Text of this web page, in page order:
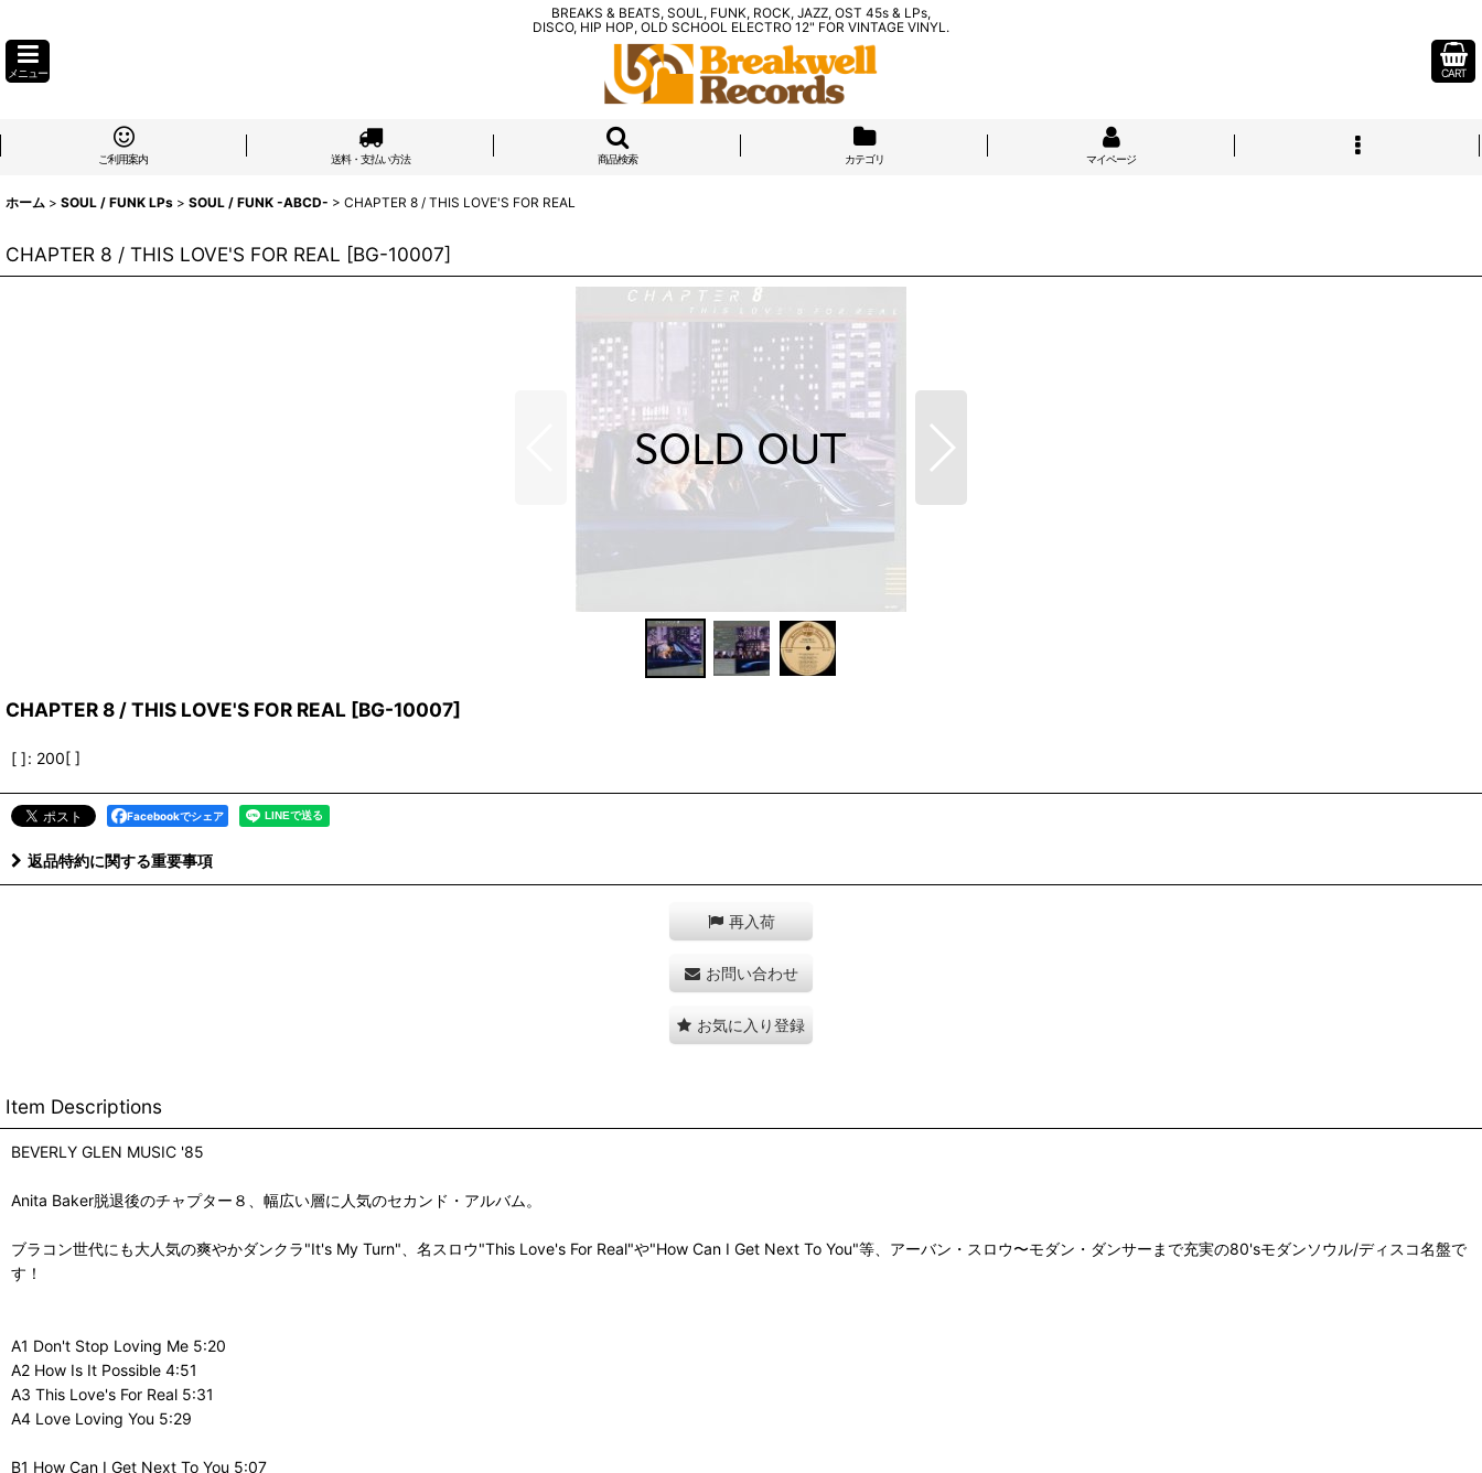
BREAKS & BEATS, SOUL, FUNK, ROCK, JAZZ, OST 45s & LPs,
DISCO, HIP HOP, OLD SCHOOL ELECTRO 12" FOR VINTAGE VINYL.
メニュー CART
ご利用案内 送料・支払い方法 商品検索 カテゴリ マイページ
ホーム > SOUL / FUNK LPs > SOUL / FUNK -ABCD- > CHAPTER 8 / THIS LOVE'S FOR REAL
CHAPTER 8 / THIS LOVE'S FOR REAL [BG-10007]
CHAPTER 8 / THIS LOVE'S FOR REAL [BG-10007]
[ ]: 200[ ]
Facebookでシェア
返品特約に関する重要事項
再入荷
お問い合わせ
お気に入り登録
Item Descriptions
BEVERLY GLEN MUSIC '85
Anita Baker脱退後のチャプター８、幅広い層に人気のセカンド・アルバム。
ブラコン世代にも大人気の爽やかダンクラ"It's My Turn"、名スロウ"This Love's For Real"や"How Can I Get Next To You"等、アーバン・スロウ〜モダン・ダンサーまで充実の80'sモダンソウル/ディスコ名盤で
す！
A1 Don't Stop Loving Me 5:20
A2 How Is It Possible 4:51
A3 This Love's For Real 5:31
A4 Love Loving You 5:29
B1 How Can I Get Next To You 5:07